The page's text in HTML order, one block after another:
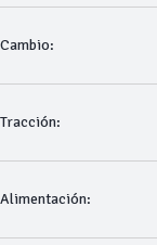
Cambio:
Tracción:
Alimentación: